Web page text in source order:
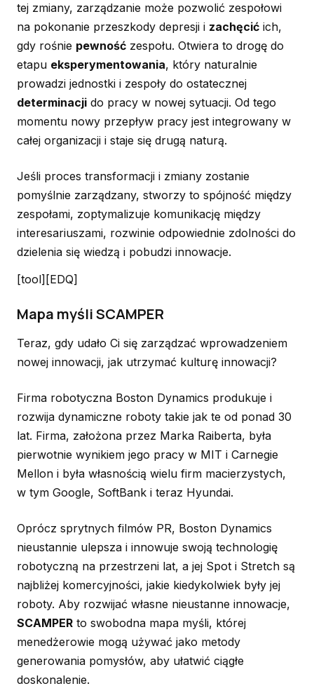
tej zmiany, zarządzanie może pozwolić zespołowi
na pokonanie przeszkody depresji i zachęcić ich,
gdy rośnie pewność zespołu. Otwiera to drogę do
etapu eksperymentowania, który naturalnie
prowadzi jednostki i zespoły do ostatecznej
determinacji do pracy w nowej sytuacji. Od tego
momentu nowy przepływ pracy jest integrowany w
całej organizacji i staje się drugą naturą.
Jeśli proces transformacji i zmiany zostanie
pomyślnie zarządzany, stworzy to spójność między
zespołami, zoptymalizuje komunikację między
interesariuszami, rozwinie odpowiednie zdolności do
dzielenia się wiedzą i pobudzi innowacje.
[tool][EDQ]
Mapa myśli SCAMPER
Teraz, gdy udało Ci się zarządzać wprowadzeniem
nowej innowacji, jak utrzymać kulturę innowacji?
Firma robotyczna Boston Dynamics produkuje i
rozwija dynamiczne roboty takie jak te od ponad 30
lat. Firma, założona przez Marka Raiberta, była
pierwotnie wynikiem jego pracy w MIT i Carnegie
Mellon i była własnością wielu firm macierzystych,
w tym Google, SoftBank i teraz Hyundai.
Oprócz sprytnych filmów PR, Boston Dynamics
nieustannie ulepsza i innowuje swoją technologię
robotyczną na przestrzeni lat, a jej Spot i Stretch są
najbliżej komercyjności, jakie kiedykolwiek były jej
roboty. Aby rozwijać własne nieustanne innowacje,
SCAMPER to swobodna mapa myśli, której
menedżerowie mogą używać jako metody
generowania pomysłów, aby ułatwić ciągłe
doskonalenie.